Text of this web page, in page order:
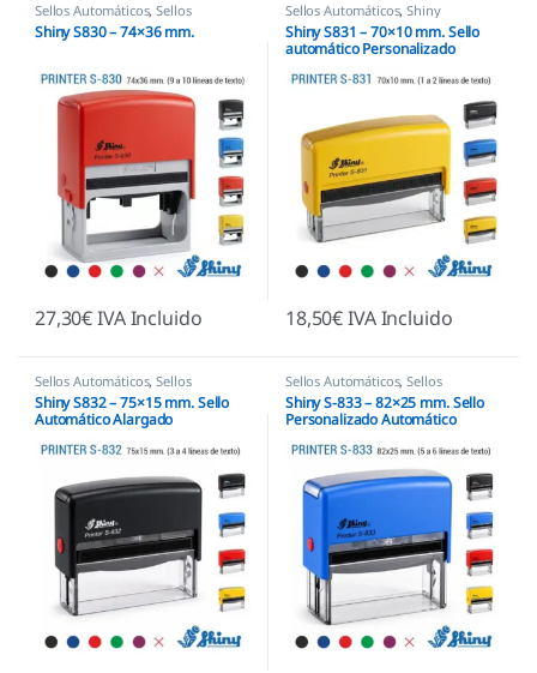
Sellos Automáticos,Sellos
empresas,Shiny
Shiny S830 – 74×36 mm.
27,30€IVA Incluido
Sellos Automáticos,Shiny
Shiny S831 – 70×10 mm. Sello
automático Personalizado
18,50€IVA Incluido
Sellos Automáticos,Sellos
empresas,Shiny
Shiny S832 – 75×15 mm. Sello
Automático Alargado
Sellos Automáticos,Sellos
empresas,Shiny
Shiny S-833 – 82×25 mm. Sello
Personalizado Automático